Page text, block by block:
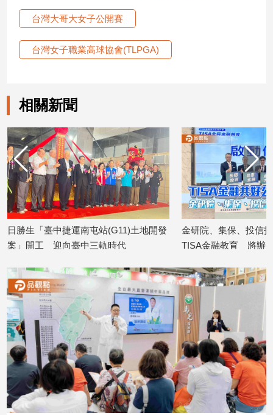
專
區
【我
的
觀
點】
台灣大哥大女子公開賽
台灣女子職業高球協會(TLPGA)
相關新聞
日勝生「臺中捷運南屯站(G11)土地開發
案」開工 迎向臺中三軌時代
金研院、集保、投信
TISA金融教育 將辦